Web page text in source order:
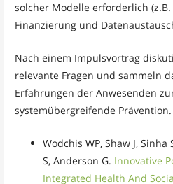
solcher Modelle erforderlich
Finanzierung und
Nach einem Impulsvortrag
relevante Fragen und sammeln
Erfahrungen der Anwesenden
systemübergreifende Prävention.
Wodchis WP, Shaw J,
S, Anderson G. Innovative
Integrated Health And